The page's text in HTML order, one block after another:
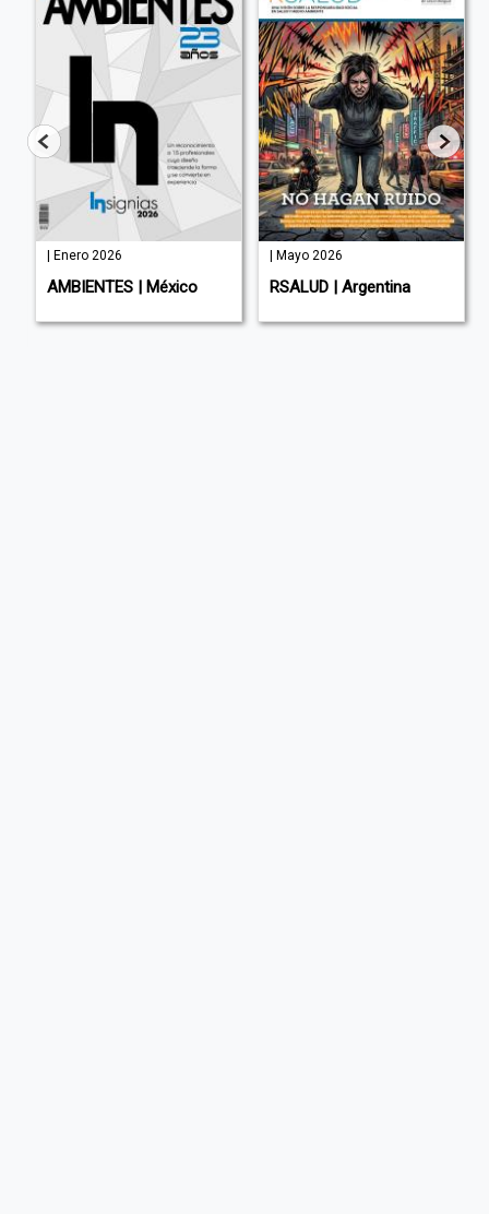
| Enero 2026
AMBIENTES | México
| Mayo 2026
RSALUD | Argentina